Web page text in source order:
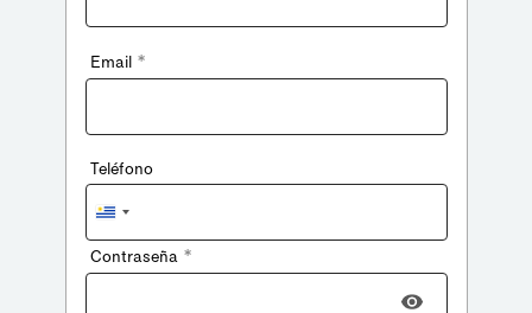
Email *
Teléfono
Uruguay
+598
Contraseña *